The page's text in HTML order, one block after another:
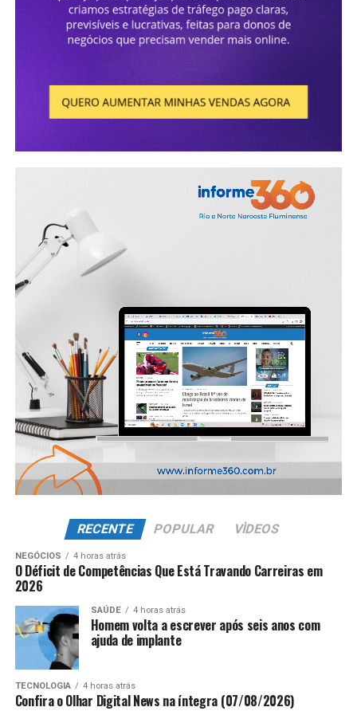
RECENTE POPULAR VÌDEOS
NEGÓCIOS 4 horas atrás
O Déficit de Competências Que Está Travando Carreiras em
2026
SAÚDE 4 horas atrás
Homem volta a escrever após seis anos com
ajuda de implante
TECNOLOGIA 4 horas atrás
Confira o Olhar Digital News na íntegra (07/08/2026)